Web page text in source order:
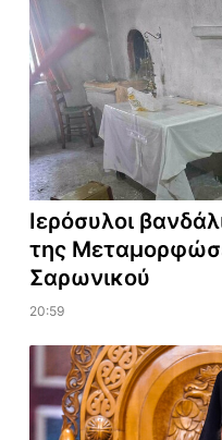
Ιερόσυλοι
της
Σαρωνικού
20:59